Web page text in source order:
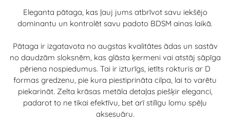
Eleganta pātaga, kas ļauj jums atbrīvot savu iekšējo
dominantu un kontrolēt savu padoto BDSM ainas laikā.
Pātaga ir izgatavota no augstas kvalitātes ādas un sastāv
no daudzām sloksnēm, kas glāsta ķermeni vai atstāj sāpīga
pēriena nospiedumus. Tai ir izturīgs, ietīts rokturis ar D
formas gredzenu, pie kura piestiprināta cilpa, lai to varētu
piekarināt. Zelta krāsas metāla detaļas piešķir eleganci,
padarot to ne tikai efektīvu, bet arī stilīgu lomu spēļu
aksesuāru.